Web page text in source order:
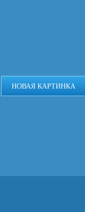
НОВАЯ КАРТИНКА